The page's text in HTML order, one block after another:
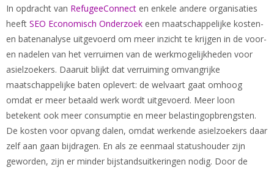
In opdracht van RefugeeConnect en enkele andere organisaties
heeft SEO Economisch Onderzoek een maatschappelijke kosten-
en batenanalyse uitgevoerd om meer inzicht te krijgen in de voor-
en nadelen van het verruimen van de werkmogelijkheden voor
asielzoekers. Daaruit blijkt dat verruiming omvangrijke
maatschappelijke baten oplevert: de welvaart gaat omhoog
omdat er meer betaald werk wordt uitgevoerd. Meer loon
betekent ook meer consumptie en meer belastingopbrengsten.
De kosten voor opvang dalen, omdat werkende asielzoekers daar
zelf aan gaan bijdragen. En als ze eenmaal statushouder zijn
geworden, zijn er minder bijstandsuitkeringen nodig. Door de